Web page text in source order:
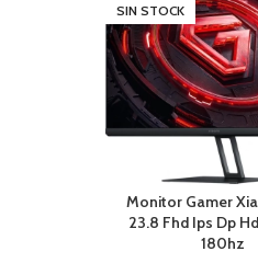
SIN STOCK
Monitor Gamer
23.8 Fhd Ips Dp
180hz